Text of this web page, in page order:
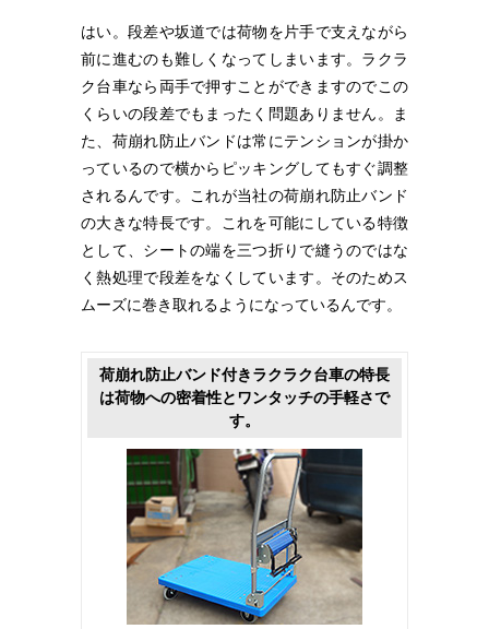
はい。段差や坂道では荷物を片手で支えながら
前に進むのも難しくなってしまいます。ラクラ
ク台車なら両手で押すことができますのでこの
くらいの段差でもまったく問題ありません。ま
た、荷崩れ防止バンドは常にテンションが掛か
っているので横からピッキングしてもすぐ調整
されるんです。これが当社の荷崩れ防止バンド
の大きな特長です。これを可能にしている特徴
として、シートの端を三つ折りで縫うのではな
く熱処理で段差をなくしています。そのためス
ムーズに巻き取れるようになっているんです。
荷崩れ防止バンド付きラクラク台車の特長
は荷物への密着性とワンタッチの手軽さで
す。